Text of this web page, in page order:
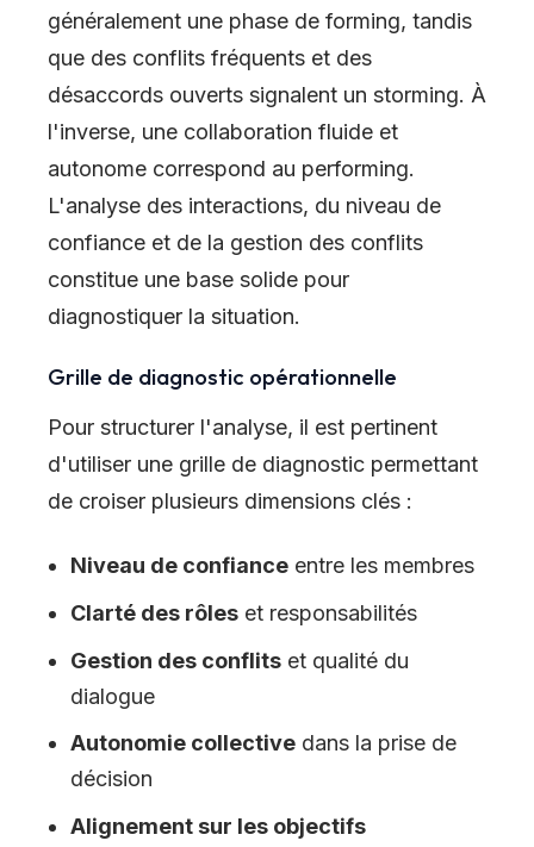
généralement une phase de forming, tandis
que des conflits fréquents et des
désaccords ouverts signalent un storming. À
l'inverse, une collaboration fluide et
autonome correspond au performing.
L'analyse des interactions, du niveau de
confiance et de la gestion des conflits
constitue une base solide pour
diagnostiquer la situation.
Grille de diagnostic opérationnelle
Pour structurer l'analyse, il est pertinent
d'utiliser une grille de diagnostic permettant
de croiser plusieurs dimensions clés :
Niveau de confiance entre les membres
Clarté des rôles et responsabilités
Gestion des conflits et qualité du
dialogue
Autonomie collective dans la prise de
décision
Alignement sur les objectifs